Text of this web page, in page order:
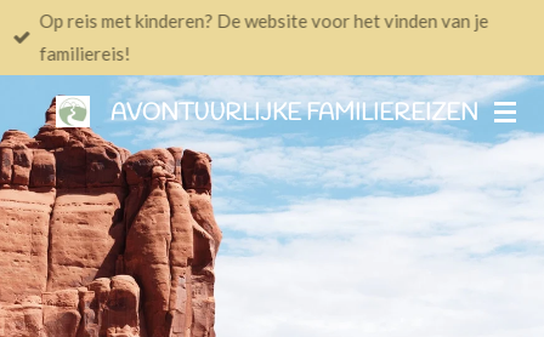
Ga
direct
de
hoofdinhoud
AVONTUURLIJKE FAMILIEREIZEN
Op reis met kinderen? De website voor het vinden van je
familiereis!